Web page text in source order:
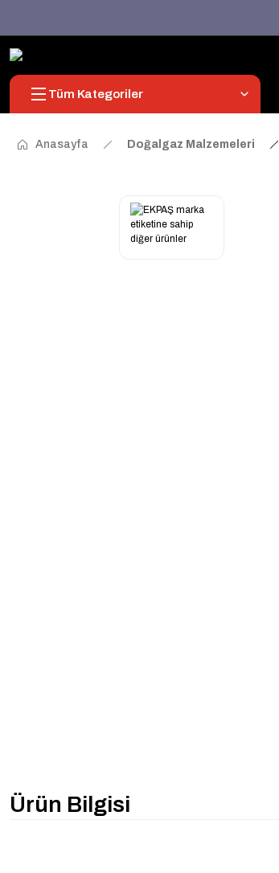
Tüm Kategoriler
Anasayfa Doğalgaz Malzemeleri
Ürün Bilgisi